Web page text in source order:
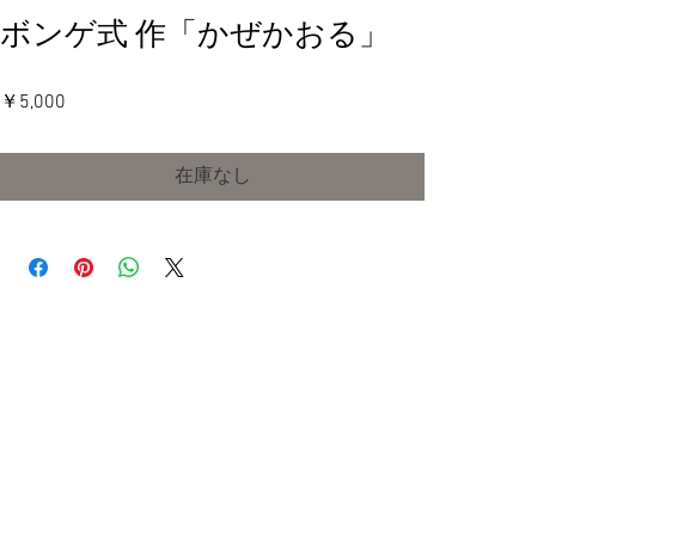
ボンゲ式 作「かぜかおる」
￥5,000
在庫なし